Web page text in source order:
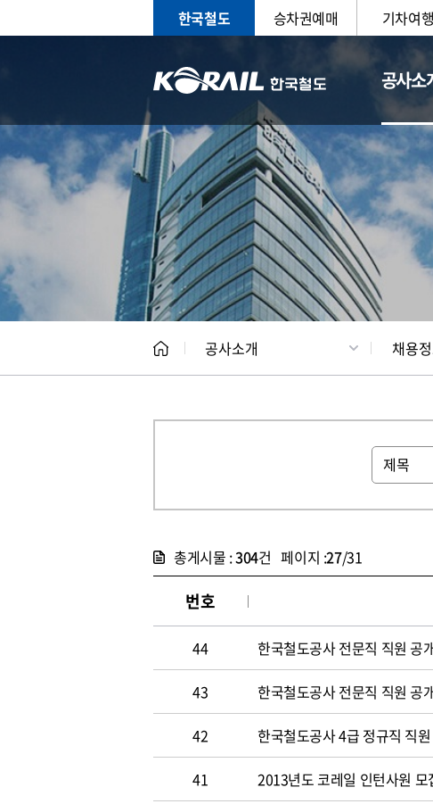
한국철도 승차권예매 기차여행
공사소
CEO 일반현황
공사소개 채용
총게시물 :304건 페이지 :27/31
번호
44 한국철도공사 전문직 직원 공
43 한국철도공사 전문직 직원 공
42 한국철도공사 4급 정규직 직
41 2013년도 코레일 인턴사원 모